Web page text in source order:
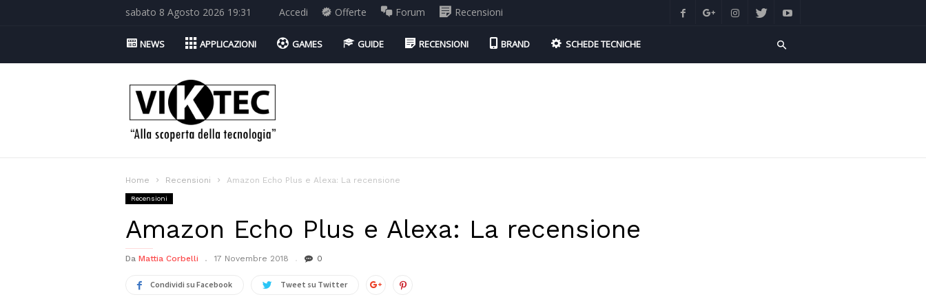
sabato 8 Agosto 2026 19:31 Accedi Offerte Forum Recensioni
NEWS APPLICAZIONI GAMES GUIDE RECENSIONI BRAND SCHEDE TECNICHE
Viktec.net
Home Recensioni Amazon Echo Plus e Alexa: La recensione
Recensioni
Amazon Echo Plus e Alexa: La recensione
Da Mattia Corbelli 17 Novembre 2018 0
Condividi su Facebook Tweet su Twitter